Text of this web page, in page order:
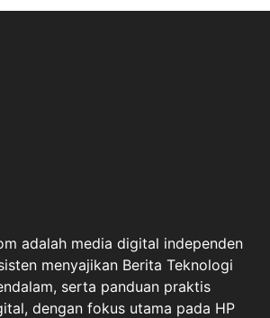
adalah media digital independen
menyajikan Berita Teknologi
serta panduan praktis
dengan fokus utama pada HP